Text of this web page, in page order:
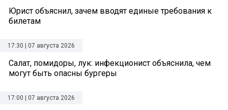
Юрист объяснил, зачем вводят единые требования к
билетам
17:30 | 07 августа 2026
Салат, помидоры, лук: инфекционист объяснила, чем
могут быть опасны бургеры
17:00 | 07 августа 2026